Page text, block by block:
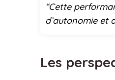
“Cette
d’autonomie et
Les